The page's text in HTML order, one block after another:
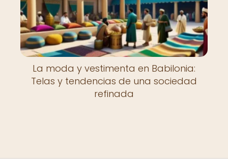
La moda y vestimenta en Babilonia:
Telas y tendencias de una sociedad
refinada